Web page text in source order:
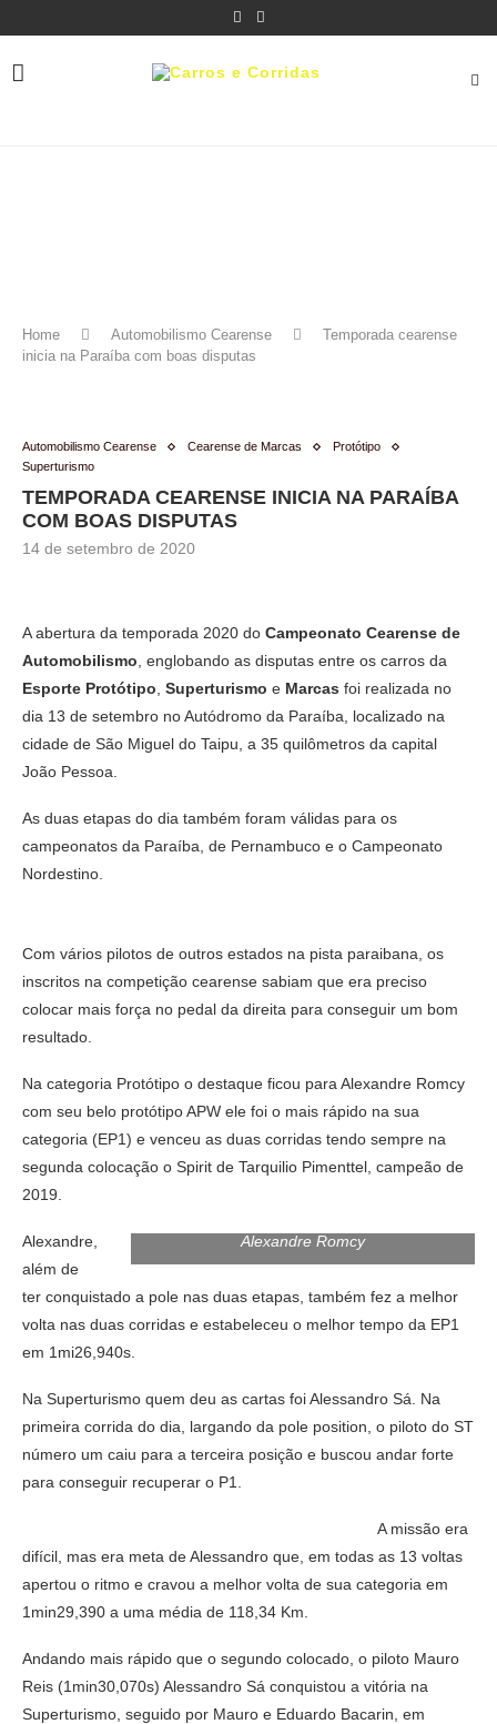
Home Automobilismo Cearense
Temporada cearense
inicia na Paraíba com boas disputas
Automobilismo Cearense Cearense de Marcas
Protótipo
Superturismo
TEMPORADA CEARENSE INICIA NA PARAÍBA
COM BOAS DISPUTAS
14 de setembro de 2020
A abertura da temporada 2020 do Campeonato Cearense de
Automobilismo , englobando as disputas entre os carros da
Esporte Protótipo Superturismo e Marcas foi realizada no
dia 13 de setembro no Autódromo da Paraíba, localizado na
cidade de São Miguel do Taipu, a 35 quilômetros da capital
João Pessoa.
As duas etapas do dia também foram válidas para os
campeonatos da Paraíba, de Pernambuco e o Campeonato
Nordestino.
Com vários pilotos de outros estados na pista paraibana, os
inscritos na competição cearense sabiam que era preciso
colocar mais força no pedal da direita para conseguir um bom
resultado.
Na categoria Protótipo o destaque ficou para Alexandre Romcy
com seu belo protótipo APW ele foi o mais rápido na sua
categoria (EP1) e venceu as duas corridas tendo sempre na
segunda colocação o Spirit de Tarquilio Pimenttel, campeão de
2019.
Alexandre Romcy
Alexandre,
além de
ter conquistado a pole nas duas etapas, também fez a melhor
volta nas duas corridas e estabeleceu o melhor tempo da EP1
em 1mi26,940s.
Na Superturismo quem deu as cartas foi Alessandro Sá. Na
primeira corrida do dia, largando da pole position, o piloto do ST
número um caiu para a terceira posição e buscou andar forte
para conseguir recuperar o P1.
A missão era
difícil, mas era meta de Alessandro que, em todas as 13 voltas
apertou o ritmo e cravou a melhor volta de sua categoria em
1min29,390 a uma média de 118,34 Km.
Andando mais rápido que o segundo colocado, o piloto Mauro
Reis (1min30,070s) Alessandro Sá conquistou a vitória na
Superturismo, seguido por Mauro e Eduardo Bacarin, em